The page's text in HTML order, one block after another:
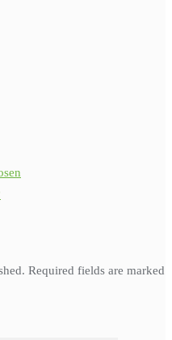
Required fields are marked